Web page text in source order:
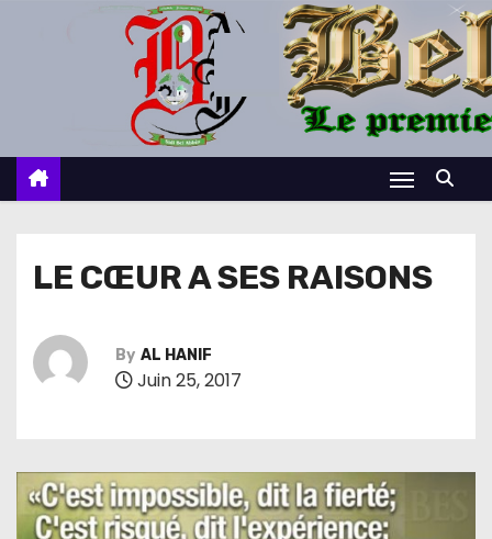
c
LE CŒUR A SES RAISONS
By AL HANIF
Juin 25, 2017